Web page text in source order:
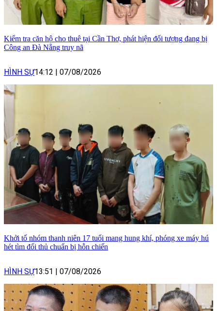
Kiểm tra căn hộ cho thuê tại Cần Thơ, phát hiện đối tượng đang bị
Công an Đà Nẵng truy nã
HÌNH SỰ14:12 07/08/2026
Khởi tố nhóm thanh niên 17 tuổi mang hung khí, phóng xe máy hú
hét tìm đối thủ chuẩn bị hỗn chiến
HÌNH SỰ13:51 07/08/2026